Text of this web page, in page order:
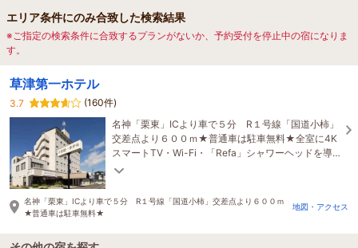
エリア条件にのみ合致した検索結果
※ご指定の検索条件に合致するプランがないか、予約受付を停止中の宿になりま
す。
草津第一ホテル
3.7
(160件)
名神「栗東」ICより車で５分 R１号線「国道小柿」
交差点より６００ｍ★普通車は駐車無料★全室に4K
スマートTV・Wi-Fi・「Refa」シャワーヘッドを導
入
名神「栗東」ICより車で５分 R１号線「国道小柿」交差点より６００ｍ
★普通車は駐車無料★
地図・アクセス